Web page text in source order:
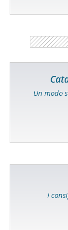
Un modo
I